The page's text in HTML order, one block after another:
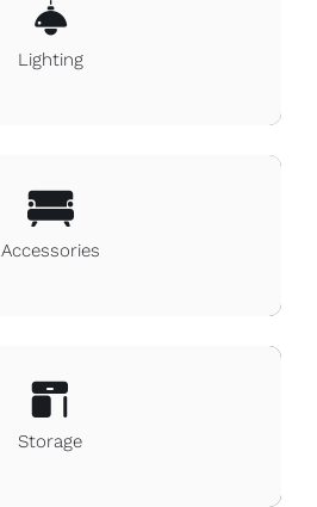
Instagram
Lighting
Accessories
Storage